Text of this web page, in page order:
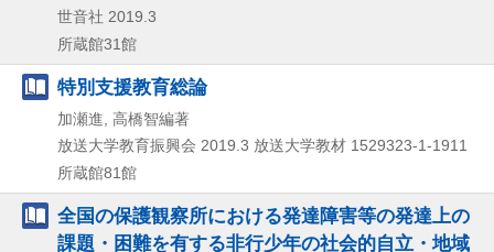
世音社 2019.3
所蔵館31館
特別支援教育総論
加瀬進, 高橋智編著
放送大学教育振興会 2019.3 放送大学教材 1529323-1-1911
所蔵館81館
全国の保護観察所における発達障害等の発達上の
課題・困難を有する非行少年の社会的自立・地域